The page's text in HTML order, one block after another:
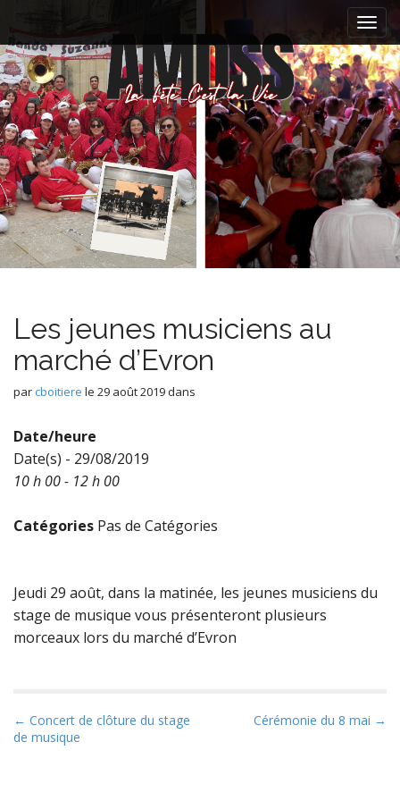
a
i
n
m
e
n
u
i
p
t
o
c
o
n
t
e
n
t
Les jeunes musiciens au
marché d’Evron
par cboitiere le 29 août 2019dans
Date/heure
Date(s) - 29/08/2019
10 h 00 - 12 h 00
Catégories Pas de Catégories
Jeudi 29 août, dans la matinée, les jeunes musiciens du
stage de musique vous présenteront plusieurs
morceaux lors du marché d’Evron
P
o
← Concert de clôture du stage
de musique
Cérémonie du 8 mai →